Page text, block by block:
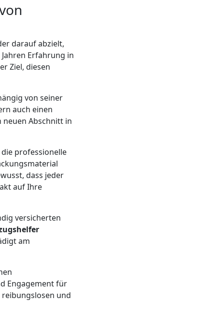
darauf abzielt,
Erfahrung in
Ziel, diesen
von seiner
auch einen
neuen Abschnitt in
professionelle
dass jeder
auf Ihre
versicherten
am
Engagement für
reibungslosen und